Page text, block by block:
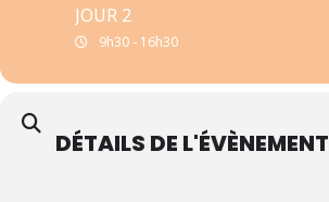
JOUR 2
9h30 - 16h30
DÉTAILS DE L'ÉVÈNEMENT